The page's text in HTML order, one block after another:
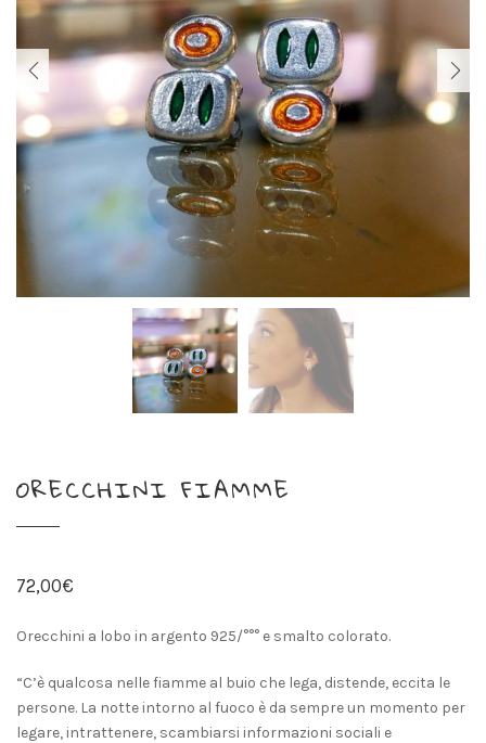
PREVIOUS NEXT
ORECCHINI FIAMME
72,00€
Orecchini a lobo in argento 925/°°° e smalto colorato.
“C’è qualcosa nelle fiamme al buio che lega, distende, eccita le
persone. La notte intorno al fuoco è da sempre un momento per
legare, intrattenere, scambiarsi informazioni sociali e